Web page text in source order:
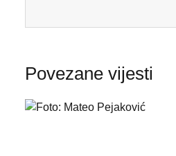
Povezane vijesti